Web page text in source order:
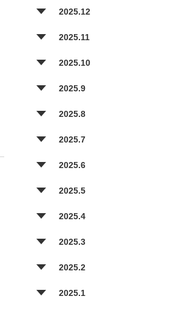
2025.12
2025.11
2025.10
2025.9
2025.8
2025.7
2025.6
2025.5
2025.4
2025.3
2025.2
2025.1